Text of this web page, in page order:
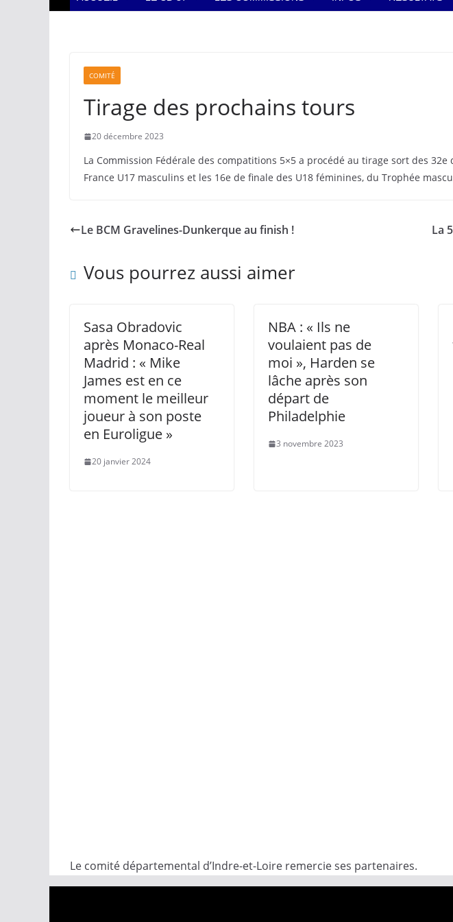
COMITÉ
Tirage des prochains tours
20 décembre 2023
La Commission Fédérale des compatitions 5×5 a procédé au tirage sort des 32e
France U17 masculins et les 16e de finale des U18 féminines, du Trophée
Le BCM Gravelines-Dunkerque au finish ! La
Vous pourrez aussi aimer
Sasa Obradovic
après Monaco-Real
Madrid : « Mike
James est en ce
moment le meilleur
joueur à son poste
en Euroligue »
20 janvier 2024
NBA : « Ils ne
voulaient pas de
moi », Harden se
lâche après son
départ de
Philadelphie
3 novembre 2023
Le comité départemental d’Indre-et-Loire remercie ses partenaires.